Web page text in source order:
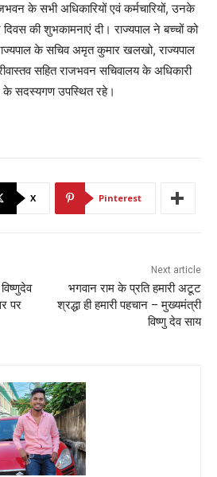
के सभी अधिकारियों एवं कर्मचारियों, उनके
की शुभकामनाएं दी। राज्यपाल ने बच्चों को
के सचिव अमृत कुमार खलखो, राज्यपाल
सहित राजभवन सचिवालय के अधिकारी
के सदस्यगण उपस्थित रहे।
X Pinterest
पर
Next article
भगवान राम के प्रति हमारी अटूट
श्रद्धा ही हमारी पहचान – मुख्यमंत्री
विष्णु देव साय